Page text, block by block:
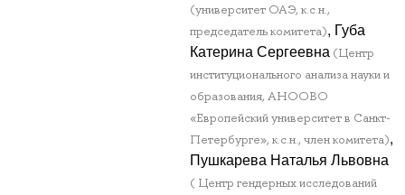
(университет ОАЭ, к.с.н.,
председатель комитета), Губа
Катерина Сергеевна (Центр
институционального анализа науки и
образования, АНООВО
«Европейский университет в Санкт-
Петербурге», к.с.н., член комитета),
Пушкарева Наталья Львовна
( Центр гендерных исследований